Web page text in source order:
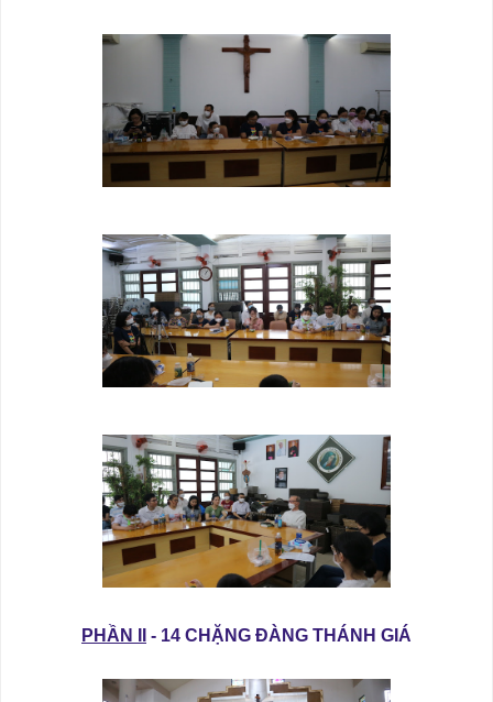
PHẦN II - 14 CHẶNG ĐÀNG THÁNH GIÁ